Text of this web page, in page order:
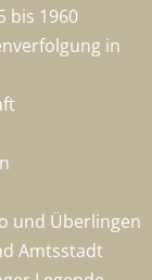
bis 1960
in
und Überlingen
Amtsstadt